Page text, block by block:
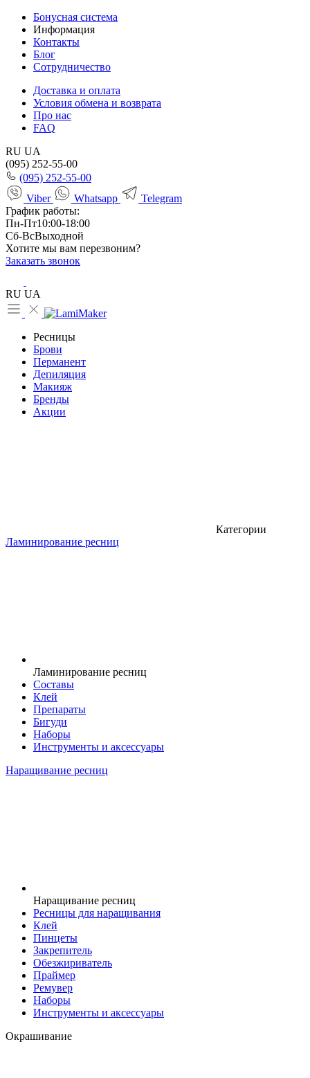
Бонусная система
Информация
Контакты
Блог
Сотрудничество
Доставка и оплата
Условия обмена и возврата
Про нас
FAQ
RU UA
(095) 252-55-00
(095) 252-55-00
Viber
Whatsapp
Telegram
График работы:
Пн-Пт10:00-18:00
Сб-ВсВыходной
Хотите мы вам перезвоним?
Заказать звонок
RU UA
Ресницы
Брови
Перманент
Депиляция
Макияж
Бренды
Акции
Категории
Ламинирование ресниц
Ламинирование ресниц
Составы
Клей
Препараты
Бигуди
Наборы
Инструменты и аксессуары
Наращивание ресниц
Наращивание ресниц
Ресницы для наращивания
Клей
Пинцеты
Закрепитель
Обезжириватель
Праймер
Ремувер
Наборы
Инструменты и аксессуары
Окрашивание